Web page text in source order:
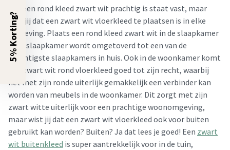
Dat een rond kleed zwart wit prachtig is staat vast, maar
wist jij dat een zwart wit vloerkleed te plaatsen is in elke
omgeving. Plaats een rond kleed zwart wit in de slaapkamer
en je slaapkamer wordt omgetoverd tot een van de
prachtigste slaapkamers in huis. Ook in de woonkamer komt
een zwart wit rond vloerkleed goed tot zijn recht, waarbij
het met zijn ronde uiterlijk gemakkelijk een verbinder kan
worden van meubels in de woonkamer. Dit zorgt met zijn
zwart witte uiterlijk voor een prachtige woonomgeving,
maar wist jij dat een zwart wit vloerkleed ook voor buiten
gebruikt kan worden? Buiten? Ja dat lees je goed! Een zwart
wit buitenkleed is super aantrekkelijk voor in de tuin,
5% Korting?